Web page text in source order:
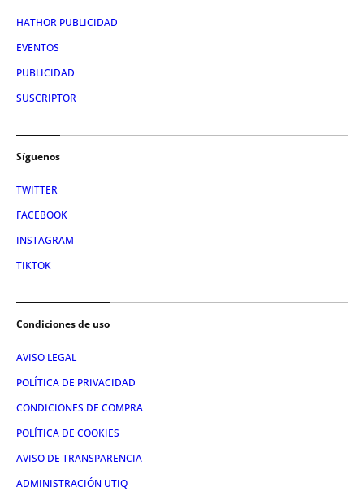
HATHOR PUBLICIDAD
EVENTOS
PUBLICIDAD
SUSCRIPTOR
Síguenos
TWITTER
FACEBOOK
INSTAGRAM
TIKTOK
Condiciones de uso
AVISO LEGAL
POLÍTICA DE PRIVACIDAD
CONDICIONES DE COMPRA
POLÍTICA DE COOKIES
AVISO DE TRANSPARENCIA
ADMINISTRACIÓN UTIQ